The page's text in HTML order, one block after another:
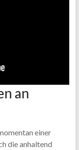
an
einer
die anhaltend